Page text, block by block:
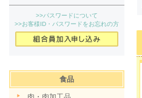
>>パスワードについて
>>お客様ID・パスワードをお忘れの方
食品